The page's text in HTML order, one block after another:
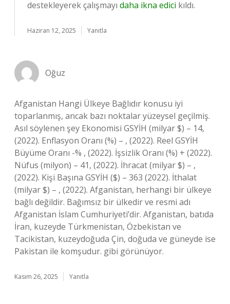
destekleyerek çalışmayı daha ikna edici kıldı.
Haziran 12, 2025 Yanıtla
Oğuz
Afganistan Hangi Ülkeye Bağlıdır konusu iyi
toparlanmış, ancak bazı noktalar yüzeysel geçilmiş.
Asıl söylenen şey Ekonomisi GSYİH (milyar $) – 14,
(2022). Enflasyon Oranı (%) – , (2022). Reel GSYİH
Büyüme Oranı -% , (2022). İşsizlik Oranı (%) + (2022).
Nüfus (milyon) – 41, (2022). İhracat (milyar $) – ,
(2022). Kişi Başına GSYİH ($) – 363 (2022). İthalat
(milyar $) – , (2022). Afganistan, herhangi bir ülkeye
bağlı değildir. Bağımsız bir ülkedir ve resmi adı
Afganistan İslam Cumhuriyeti’dir. Afganistan, batıda
İran, kuzeyde Türkmenistan, Özbekistan ve
Tacikistan, kuzeydoğuda Çin, doğuda ve güneyde ise
Pakistan ile komşudur. gibi görünüyor.
Kasım 26, 2025 Yanıtla